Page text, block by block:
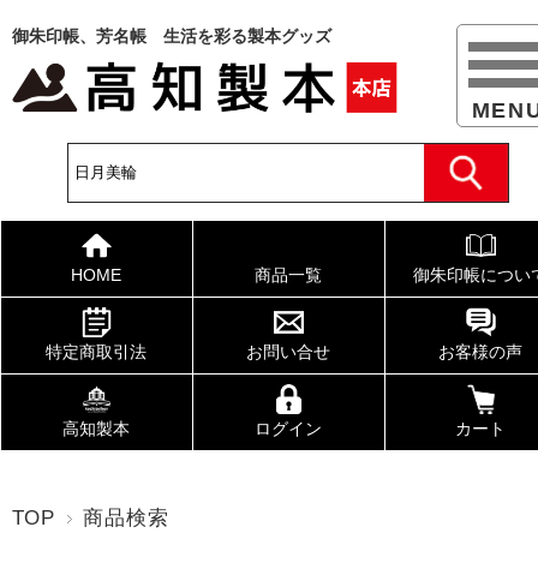
御朱印帳、芳名帳 生活を彩る製本グッズ
HOME 商品一覧 御朱印帳につい
特定商取引法 お問い合せ お客様の声
高知製本 ログイン カート
TOP 商品検索